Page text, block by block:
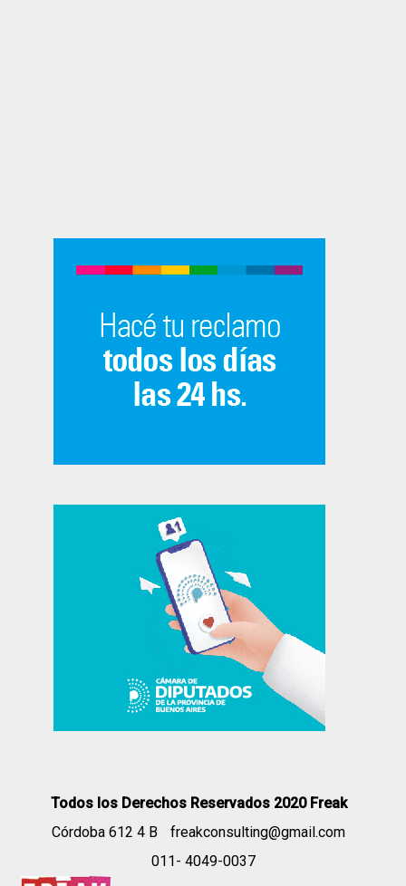
Todos los Derechos Reservados 2020 Freak
Córdoba 612 4 B
freakconsulting@gmail.com
011- 4049-0037